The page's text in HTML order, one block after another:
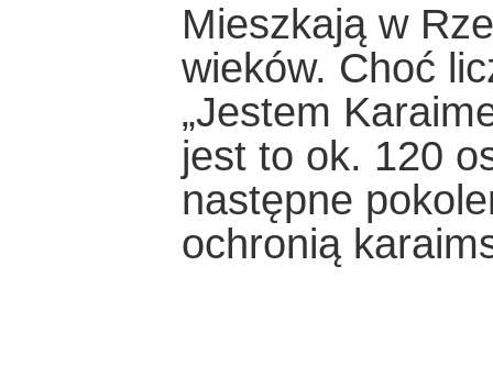
Mieszkają w
wieków. Choć
„Jestem
jest to ok. 120
następne
ochronią